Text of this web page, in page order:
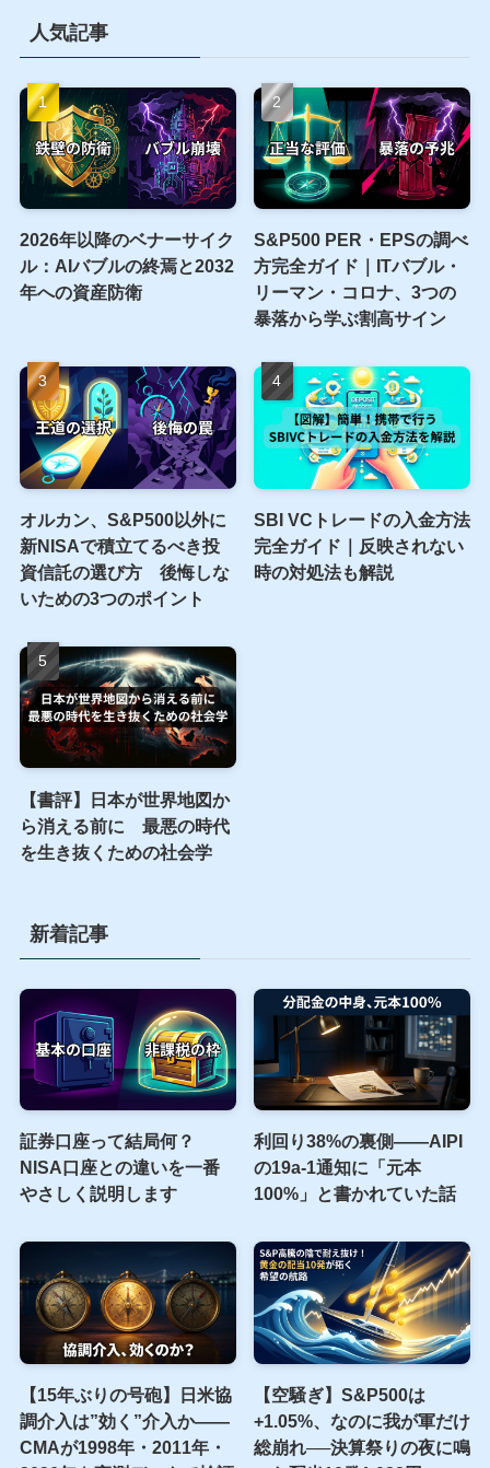
に許可は一切必用ありません。
引用をする際は、当サイトの出典URLを貼っていただけ
れば大丈夫です。
また当サイト記事を紹介いただいた際はTwitterで拡散し
ます。
お気軽にTwitterのDMにてご連絡ください。
人気記事
2026年以降のベナーサイク
ル：AIバブルの終焉と2032
年への資産防衛
S&P500 PER・EPSの調べ
方完全ガイド｜ITバブル・
リーマン・コロナ、3つの
暴落から学ぶ割高サイン
オルカン、S&P500以外に
新NISAで積立てるべき投
資信託の選び方 後悔しな
いための3つのポイント
【書評】日本が世界地図か
ら消える前に 最悪の時代
を生き抜くための社会学
新着記事
証券口座って結局何？
NISA口座との違いを一番
やさしく説明します
利回り38%の裏側――AIPI
の19a-1通知に「元本
100%」と書かれていた話